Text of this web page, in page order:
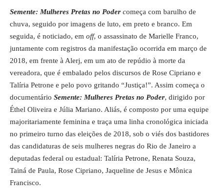
Semente: Mulheres Pretas no Poder começa com barulho de
chuva, seguido por imagens de luto, em preto e branco. Em
seguida, é noticiado, em off, o assassinato de Marielle Franco,
juntamente com registros da manifestação ocorrida em março de
2018, em frente à Alerj, em um ato de repúdio à morte da
vereadora, que é embalado pelos discursos de Rose Cipriano e
Talíria Petrone e pelo povo gritando “Justiça!”. Assim começa o
documentário Semente: Mulheres Pretas no Poder, dirigido por
Éthel Oliveira e Júlia Mariano. Aliás, é composto por uma equipe
majoritariamente feminina e traça uma linha cronológica iniciada
no primeiro turno das eleições de 2018, sob o viés dos bastidores
das candidaturas de seis mulheres negras do Rio de Janeiro a
deputadas federal ou estadual: Talíria Petrone, Renata Souza,
Tainá de Paula, Rose Cipriano, Jaqueline de Jesus e Mônica
Francisco.